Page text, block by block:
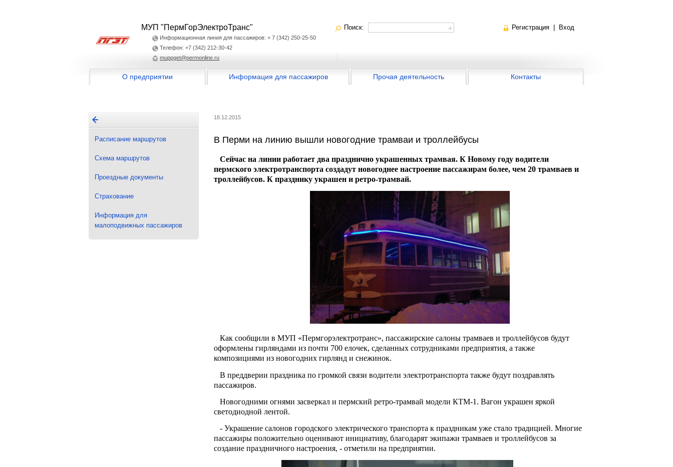
МУП "ПермГорЭлектроТранс"
Информационная линия для пассажиров: + 7 (342) 250-25-50
Телефон: +7 (342) 212-30-42
muppget@permonline.ru
Поиск: Регистрация Вход
О предприятии Информация для пассажиров Прочая деятельность Контакты
Расписание маршрутов
Схема маршрутов
Проездные документы
Страхование
Информация для
малоподвижных пассажиров
18.12.2015
В Перми на линию вышли новогодние трамваи и троллейбусы
Сейчас на линии работает два празднично украшенных трамвая. К Новому году водители
пермского электротранспорта создадут новогоднее настроение пассажирам более, чем 20 трамваев и
троллейбусов. К празднику украшен и ретро-трамвай.
Как сообщили в МУП «Пермгорэлектротранс», пассажирские салоны трамваев и троллейбусов будут
оформлены гирляндами из почти 700 елочек, сделанных сотрудниками предприятия, а также
композициями из новогодних гирлянд и снежинок.
В преддверии праздника по громкой связи водители электротранспорта также будут поздравлять
пассажиров.
Новогодними огнями засверкал и пермский ретро-трамвай модели КТМ-1. Вагон украшен яркой
светодиодной лентой.
- Украшение салонов городского электрического транспорта к праздникам уже стало традицией. Многие
пассажиры положительно оценивают инициативу, благодарят экипажи трамваев и троллейбусов за
создание праздничного настроения, - отметили на предприятии.